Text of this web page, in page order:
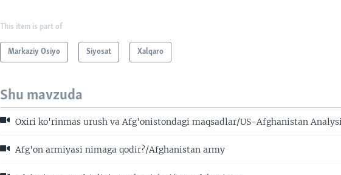
This item is part of
Markaziy Osiyo Siyosat Xalqaro
Shu mavzuda
Oxiri ko'rinmas urush va Afg'onistondagi maqsadlar/US-Afghanistan
Afg'on armiyasi nimaga qodir?/Afghanistan army